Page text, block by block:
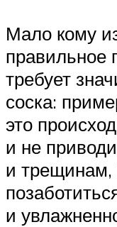
Мало кому
правильное
требует
соска:
это
и не
и трещинам,
и